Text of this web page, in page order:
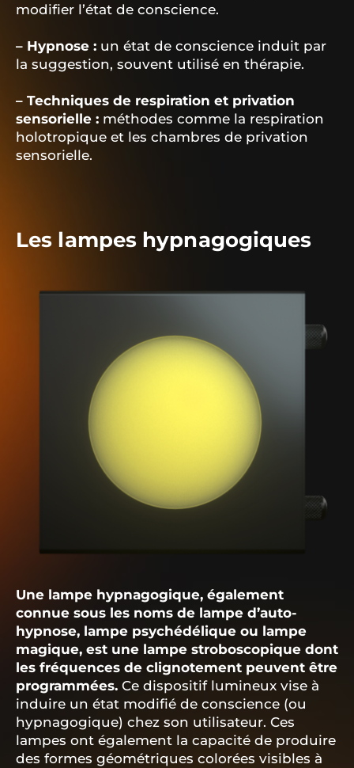
modifier l’état de conscience.
– Hypnose : un état de conscience induit par
la suggestion, souvent utilisé en thérapie.
– Techniques de respiration et privation
sensorielle : méthodes comme la respiration
holotropique et les chambres de privation
sensorielle.
Les lampes hypnagogiques
Une lampe hypnagogique, également
connue sous les noms de lampe d’auto-
hypnose, lampe psychédélique ou lampe
magique, est une lampe stroboscopique dont
les fréquences de clignotement peuvent être
programmées. Ce dispositif lumineux vise à
induire un état modifié de conscience (ou
hypnagogique) chez son utilisateur. Ces
lampes ont également la capacité de produire
des formes géométriques colorées visibles à